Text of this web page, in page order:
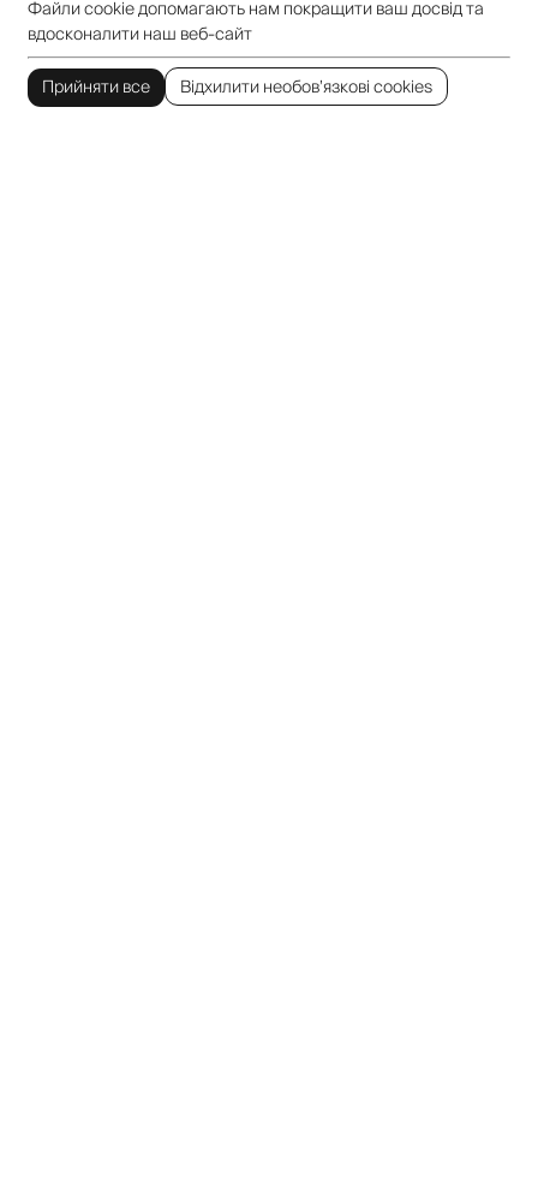
Файли cookie допомагають нам покращити ваш досвід та
вдосконалити наш веб-сайт
Прийняти все
Відхилити необов’язкові cookies